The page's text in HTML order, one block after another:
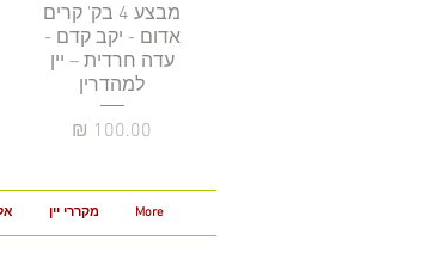
תצוגה מהירה
מבצע 4 בק' קרים
אדום - יקב קדם -
עדה חרדית – יין
למהדרין
מחיר
מקררי יין More